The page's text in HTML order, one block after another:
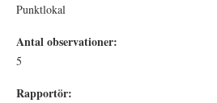
Punktlokal
Antal observationer:
5
Rapportör: